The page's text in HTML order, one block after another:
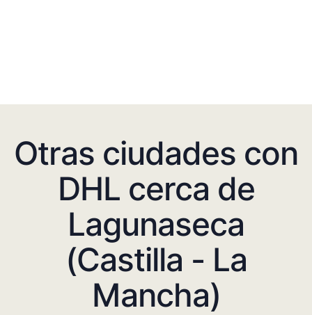
Otras ciudades con
DHL cerca de
Lagunaseca
(Castilla - La
Mancha)